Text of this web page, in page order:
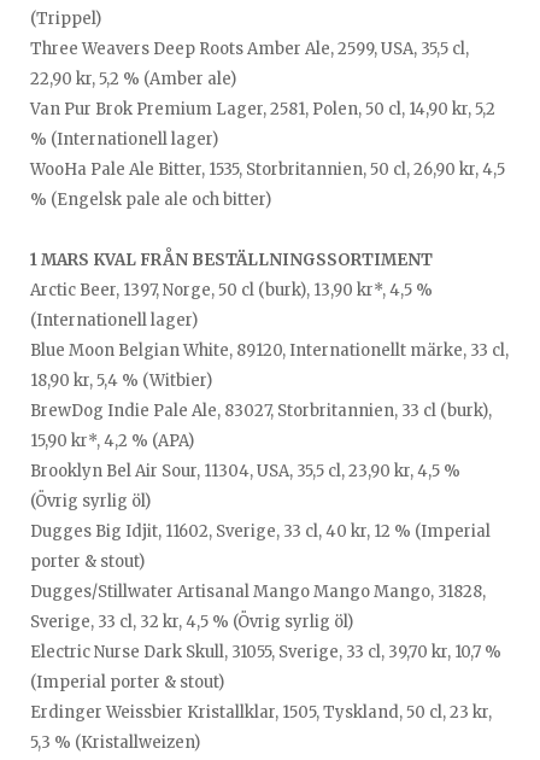
(Trippel)
Three Weavers Deep Roots Amber Ale, 2599, USA, 35,5 cl,
22,90 kr, 5,2 % (Amber ale)
Van Pur Brok Premium Lager, 2581, Polen, 50 cl, 14,90 kr, 5,2
% (Internationell lager)
WooHa Pale Ale Bitter, 1535, Storbritannien, 50 cl, 26,90 kr, 4,5
% (Engelsk pale ale och bitter)
1 MARS KVAL FRÅN BESTÄLLNINGSSORTIMENT
Arctic Beer, 1397, Norge, 50 cl (burk), 13,90 kr*, 4,5 %
(Internationell lager)
Blue Moon Belgian White, 89120, Internationellt märke, 33 cl,
18,90 kr, 5,4 % (Witbier)
BrewDog Indie Pale Ale, 83027, Storbritannien, 33 cl (burk),
15,90 kr*, 4,2 % (APA)
Brooklyn Bel Air Sour, 11304, USA, 35,5 cl, 23,90 kr, 4,5 %
(Övrig syrlig öl)
Dugges Big Idjit, 11602, Sverige, 33 cl, 40 kr, 12 % (Imperial
porter & stout)
Dugges/Stillwater Artisanal Mango Mango Mango, 31828,
Sverige, 33 cl, 32 kr, 4,5 % (Övrig syrlig öl)
Electric Nurse Dark Skull, 31055, Sverige, 33 cl, 39,70 kr, 10,7 %
(Imperial porter & stout)
Erdinger Weissbier Kristallklar, 1505, Tyskland, 50 cl, 23 kr,
5,3 % (Kristallweizen)